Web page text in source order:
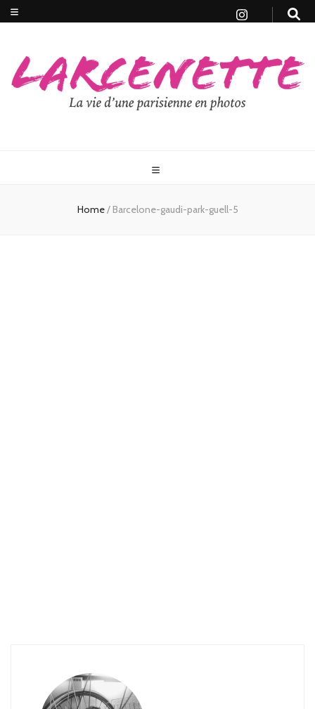
Home/ Barcelone-gaudi-park-guell-5